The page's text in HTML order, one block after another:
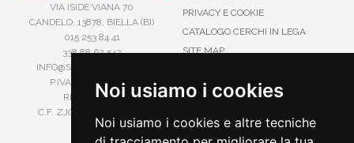
Noi usiamo i cookies
Noi usiamo i cookies e altre tecniche
VIA ISIDE VIANA 70
CANDELO, 13878, BIELLA (BI)
015 253 84 41
338 88 62 542
INFO@STEFANORUOTE.IT
P.IVA 02525900029
REA BI193453
C.F. ZJOSFN73H14A859X
PRIVACY E COOKIE
CATALOGO CERCHI IN LEGA
SITE MAP